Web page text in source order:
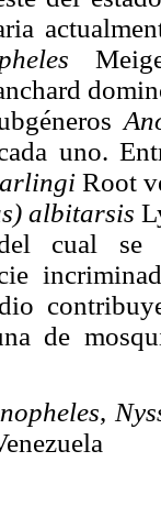
uno.
Root
albitarsis
cual se
de
,